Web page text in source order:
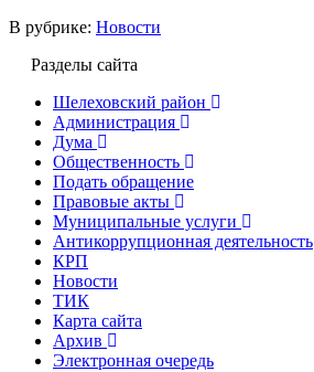
В рубрике: Новости
Разделы сайта
Шелеховский район
Администрация
Дума
Общественность
Подать обращение
Правовые акты
Муниципальные услуги
Антикоррупционная деятельность
КРП
Новости
ТИК
Карта сайта
Архив
Электронная очередь